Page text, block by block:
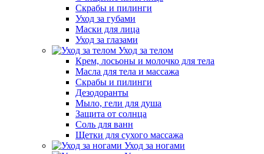
Скрабы и пилинги
Уход за губами
Маски для лица
Уход за глазами
Уход за телом
Крем, лосьоны и молочко для тела
Масла для тела и массажа
Скрабы и пилинги
Дезодоранты
Мыло, гели для душа
Защита от солнца
Соль для ванн
Щетки для сухого массажа
Уход за ногами